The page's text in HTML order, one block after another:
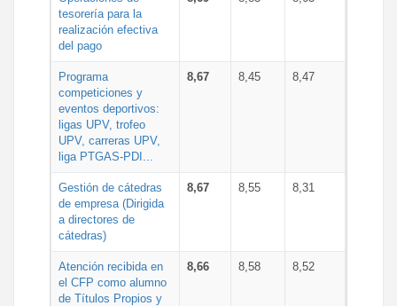
tesorería para la
realización efectiva
del pago
Programa
competiciones y
eventos deportivos:
ligas UPV, trofeo
UPV, carreras UPV,
liga PTGAS-PDI...
8,67 8,45 8,47
Gestión de cátedras
de empresa (Dirigida
a directores de
cátedras)
8,67 8,55 8,31
Atención recibida en
el CFP como alumno
de Títulos Propios y
8,66 8,58 8,52